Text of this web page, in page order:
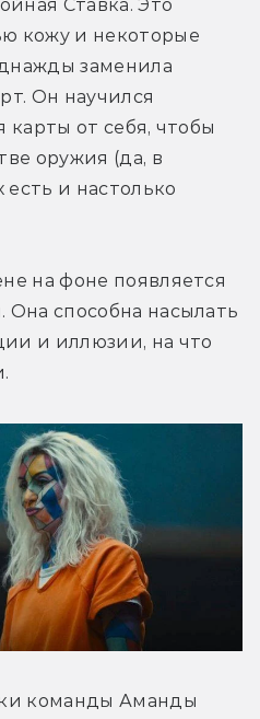
Ставка. Это
кожу и некоторые
заменила
Он научился
карты от себя, чтобы
оружия (да, в
и настолько
на фоне появляется
Она способна насылать
и иллюзии, на что
команды Аманды